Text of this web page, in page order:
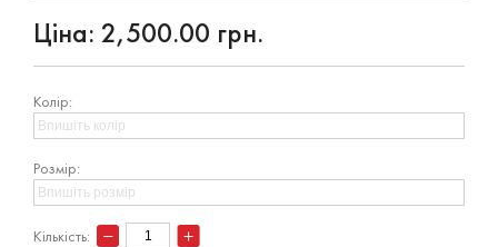
Ціна: 2,500.00 грн.
Колір:
Розмір:
Кількість: